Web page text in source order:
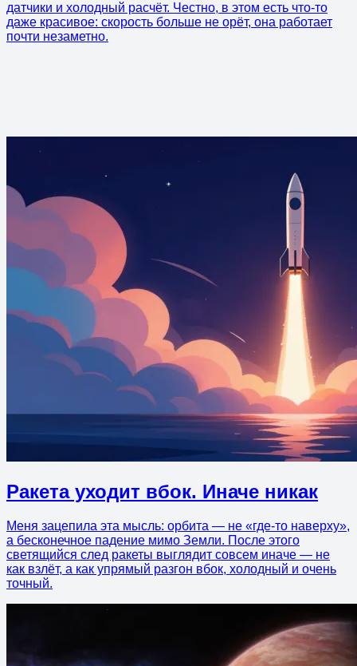
датчики и холодный расчёт. Честно, в этом есть что-то
даже красивое: скорость больше не орёт, она работает
почти незаметно.
Ракета уходит вбок. Иначе никак
Меня зацепила эта мысль: орбита — не «где-то наверху»,
а бесконечное падение мимо Земли. После этого
светящийся след ракеты выглядит совсем иначе — не
как взлёт, а как упрямый разгон вбок, холодный и очень
точный.